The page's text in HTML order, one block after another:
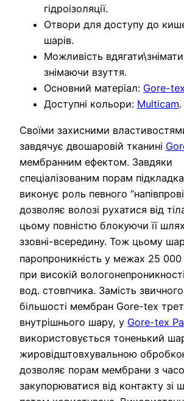
гідроізоляції.
Отвори для доступу до
шарів.
Можливість
знімаючи взуття.
Основний матеріал: Gore-
Доступні кольори: Multicam.
Своїми захисними
завдячує двошаровій тканині
мембранним ефектом. Завдяки
спеціалізованим порам
виконує роль певного
дозволяє волозі рухатися від
цьому повністю блокуючи її
ззовні-всередину. Тож цьому
паропроникність у межах 25
при високій
вод. стовпчика. Замість
більшості мембран Gore-tex
внутрішнього шару, у Gore-tex
використовується тоненький
жировідштовхувальною
дозволяє порам мембрани з
закупорюватися від контакту зі